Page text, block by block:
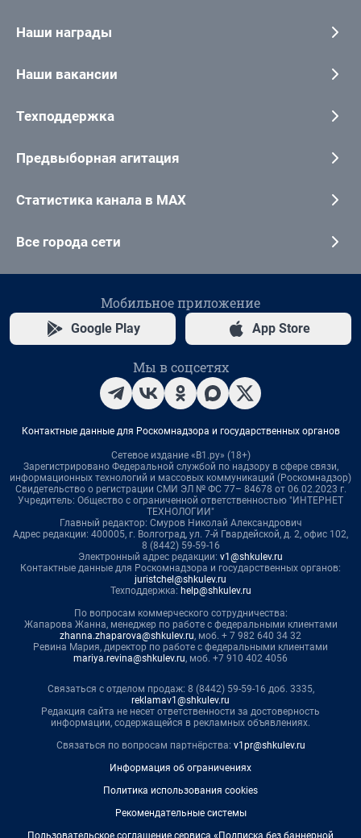
Наши награды
Наши вакансии
Техподдержка
Предвыборная агитация
Статистика канала в MAX
Все города сети
Мобильное приложение
Google Play App Store
Мы в соцсетях
Контактные данные для Роскомнадзора и государственных органов
Сетевое издание «В1.ру» (18+)
Зарегистрировано Федеральной службой по надзору в сфере связи,
информационных технологий и массовых коммуникаций (Роскомнадзор)
Свидетельство о регистрации СМИ ЭЛ № ФС 77– 84678 от 06.02.2023 г.
Учредитель: Общество с ограниченной ответственностью "ИНТЕРНЕТ
ТЕХНОЛОГИИ"
Главный редактор: Смуров Николай Александрович
Адрес редакции: 400005, г. Волгоград, ул. 7-й Гвардейской, д. 2, офис 102,
8 (8442) 59-59-16
Электронный адрес редакции: v1@shkulev.ru
Контактные данные для Роскомнадзора и государственных органов:
juristchel@shkulev.ru
Техподдержка: help@shkulev.ru
По вопросам коммерческого сотрудничества:
Жапарова Жанна, менеджер по работе с федеральными клиентами
zhanna.zhaparova@shkulev.ru, моб. + 7 982 640 34 32
Ревина Мария, директор по работе с федеральными клиентами
mariya.revina@shkulev.ru, моб. +7 910 402 4056
Связаться с отделом продаж: 8 (8442) 59-59-16 доб. 3335,
reklamav1@shkulev.ru
Редакция сайта не несет ответственности за достоверность
информации, содержащейся в рекламных объявлениях.
Связаться по вопросам партнёрства: v1pr@shkulev.ru
Информация об ограничениях
Политика использования cookies
Рекомендательные системы